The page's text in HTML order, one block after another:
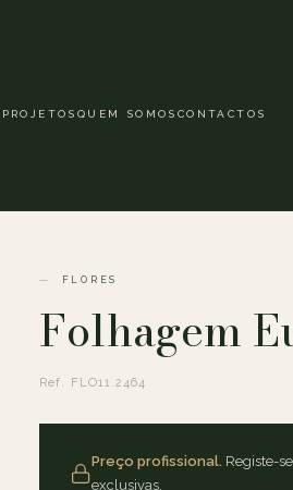
PROJETOS QUEM SOMOS CONTACTOS
FLORES
Folhagem
Ref. FLO11.2464
Preço profissional. Registe-
exclusivas.